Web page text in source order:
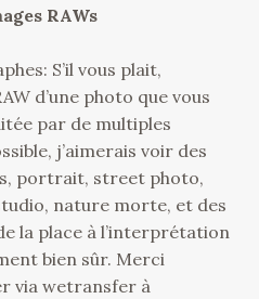
RAWs
S’il vous plait,
d’une photo que vous
par de multiples
j’aimerais voir des
portrait, street photo,
nature morte, et des
la place à l’interprétation
bien sûr. Merci
via wetransfer à